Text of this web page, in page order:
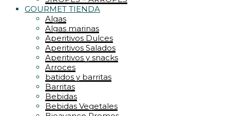
GOURMET TIENDA
Algas
Algas marinas
Aperitivos Dulces
Aperitivos Salados
Aperitivos y snacks
Arroces
batidos y barritas
Barritas
Bebidas
Bebidas Vegetales